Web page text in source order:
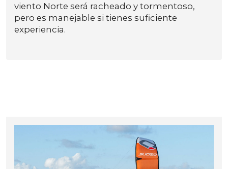
viento Norte será racheado y tormentoso,
pero es manejable si tienes suficiente
experiencia.